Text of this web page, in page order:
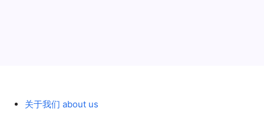
关于我们 about us